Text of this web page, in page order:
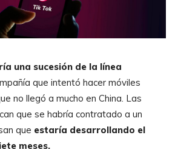
una sucesión de la línea
que intentó hacer móviles
no llegó a mucho en China. Las
que se habría contratado a un
que estaría desarrollando el
meses.